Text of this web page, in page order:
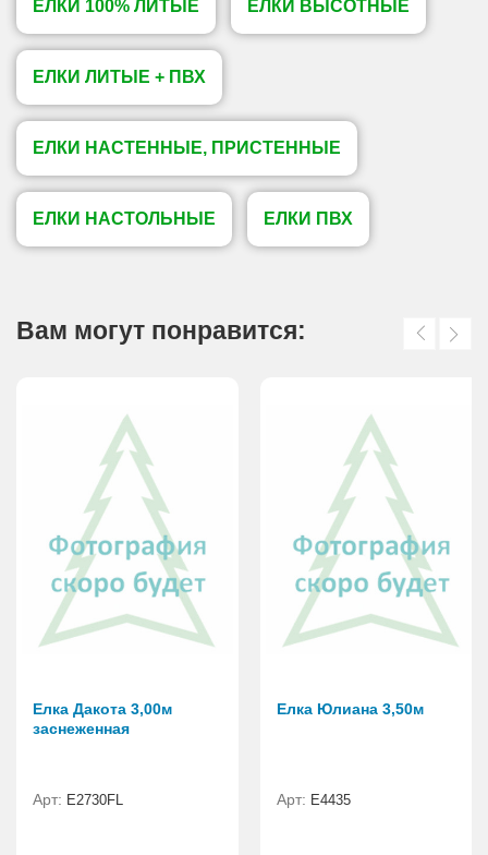
ЕЛКИ 100% ЛИТЫЕ ЕЛКИ ВЫСОТНЫЕ
ЕЛКИ ЛИТЫЕ + ПВХ
ЕЛКИ НАСТЕННЫЕ, ПРИСТЕННЫЕ
ЕЛКИ НАСТОЛЬНЫЕ ЕЛКИ ПВХ
Вам могут понравится:
Елка Дакота 3,00м
заснеженная
Арт: Е2730FL
Елка Юлиана 3,50м
Арт: Е4435